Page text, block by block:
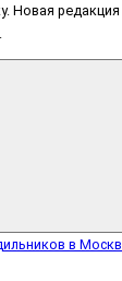
Новая редакция